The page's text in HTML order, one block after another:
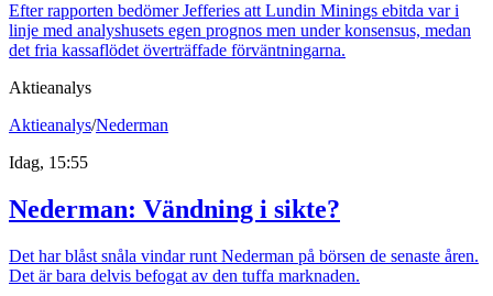
Efter rapporten bedömer Jefferies att Lundin Minings ebitda var i
linje med analyshusets egen prognos men under konsensus, medan
det fria kassaflödet överträffade förväntningarna.
Aktieanalys
Aktieanalys/Nederman
Idag, 15:55
Nederman: Vändning i sikte?
Det har blåst snåla vindar runt Nederman på börsen de senaste åren.
Det är bara delvis befogat av den tuffa marknaden.